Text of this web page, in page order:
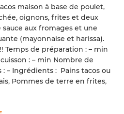
maison à base de poulet,
oignons, frites et deux
sauce aux fromages et une
(mayonnaise et harissa).
Temps de préparation : – min
: – min Nombre de
: – Ingrédients : Pains tacos ou
Pommes de terre en frites,